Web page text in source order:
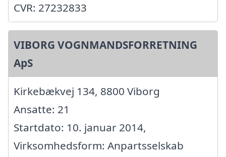
CVR: 27232833
VIBORG VOGNMANDSFORRETNING
ApS
Kirkebækvej 134, 8800 Viborg
Ansatte: 21
Startdato: 10. januar 2014,
Virksomhedsform: Anpartsselskab